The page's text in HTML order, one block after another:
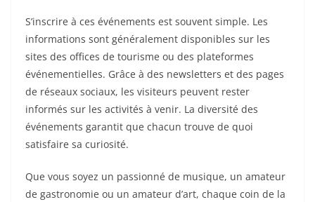
S’inscrire à ces événements est souvent simple. Les
informations sont généralement disponibles sur les
sites des offices de tourisme ou des plateformes
événementielles. Grâce à des newsletters et des pages
de réseaux sociaux, les visiteurs peuvent rester
informés sur les activités à venir. La diversité des
événements garantit que chacun trouve de quoi
satisfaire sa curiosité.
Que vous soyez un passionné de musique, un amateur
de gastronomie ou un amateur d’art, chaque coin de la